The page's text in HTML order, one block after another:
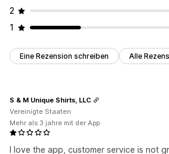
2
1
Eine Rezension schreiben Alle
I love the app, customer service is not
S & M Unique Shirts, LLC
Vereinigte Staaten
Mehr als 3 jahre mit der App